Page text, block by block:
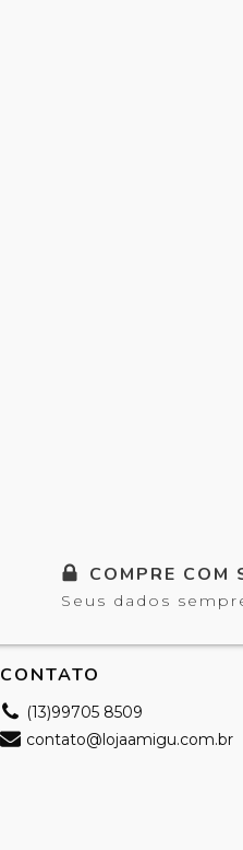
COMPRE COM
Seus dados
CONTATO
(13)99705 8509
contato@lojaamigu.com.br